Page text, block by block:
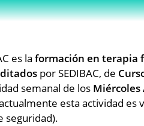
es la formación en terapia
por SEDIBAC, de
semanal de los Miércoles
esta actividad es
seguridad).